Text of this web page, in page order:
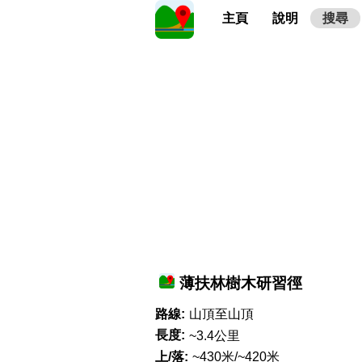
主頁 說明 搜尋
薄扶林樹木研習徑
路線: 山頂至山頂
長度: ~3.4公里
上/落: ~430米/~420米